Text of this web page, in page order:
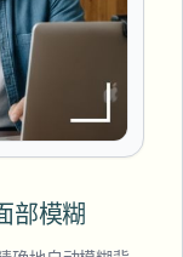
部模糊